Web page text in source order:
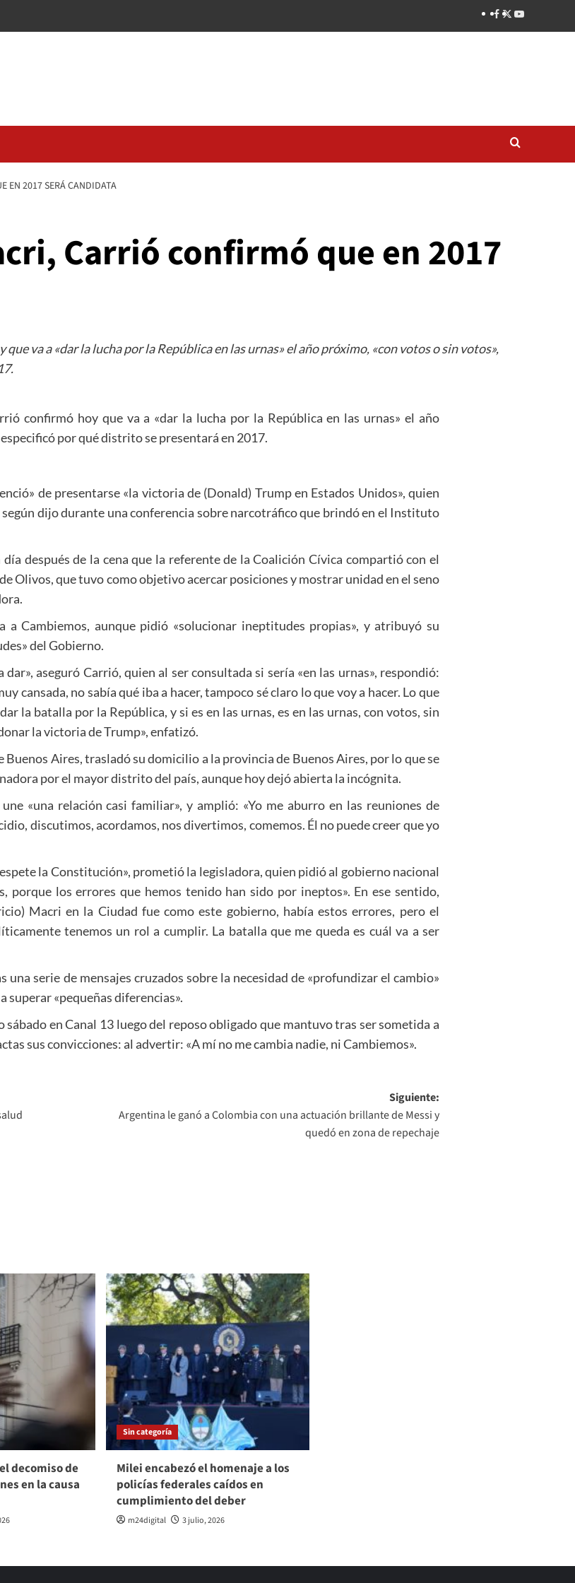
EN 2017 SERÁ CANDIDATA
Carrió confirmó que en 2017
va a «dar la lucha por la República en las urnas» el año próximo, «con votos o sin votos»,
confirmó hoy que va a «dar la lucha por la República en las urnas» el año
por qué distrito se presentará en 2017.
de presentarse «la victoria de (Donald) Trump en Estados Unidos», quien
dijo durante una conferencia sobre narcotráfico que brindó en el Instituto
después de la cena que la referente de la Coalición Cívica compartió con el
Olivos, que tuvo como objetivo acercar posiciones y mostrar unidad en el seno
a Cambiemos, aunque pidió «solucionar ineptitudes propias», y atribuyó su
del Gobierno.
aseguró Carrió, quien al ser consultada si sería «en las urnas», respondió:
cansada, no sabía qué iba a hacer, tampoco sé claro lo que voy a hacer. Lo que
la batalla por la República, y si es en las urnas, es en las urnas, con votos, sin
la victoria de Trump», enfatizó.
Aires, trasladó su domicilio a la provincia de Buenos Aires, por lo que se
por el mayor distrito del país, aunque hoy dejó abierta la incógnita.
«una relación casi familiar», y amplió: «Yo me aburro en las reuniones de
discutimos, acordamos, nos divertimos, comemos. Él no puede creer que yo
la Constitución», prometió la legisladora, quien pidió al gobierno nacional
porque los errores que hemos tenido han sido por ineptos». En ese sentido,
Macri en la Ciudad fue como este gobierno, había estos errores, pero el
tenemos un rol a cumplir. La batalla que me queda es cuál va a ser
serie de mensajes cruzados sobre la necesidad de «profundizar el cambio»
superar «pequeñas diferencias».
sábado en Canal 13 luego del reposo obligado que mantuvo tras ser sometida a
sus convicciones: al advertir: «A mí no me cambia nadie, ni Cambiemos».
Siguiente:
Argentina le ganó a Colombia con una actuación brillante de Messi y
quedó en zona de repechaje
decomiso de
en la causa
Sin categoría
Milei encabezó el homenaje a los
policías federales caídos en
cumplimiento del deber
m24digital 3 julio, 2026